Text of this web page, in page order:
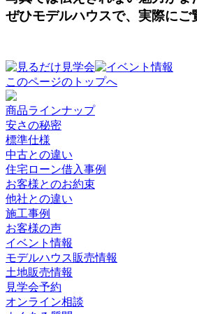
ぜひモデルハウスで、実際にご
このページのトップへ
商品ラインナップ
安さの秘密
標準仕様
中古との違い
住宅ローン借入事例
お客様とのお約束
他社との違い
施工事例
お客様の声
イベント情報
モデルハウス販売情報
土地販売情報
見学会予約
オンライン相談